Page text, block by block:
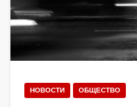
НОВОСТИ ОБЩЕСТВО